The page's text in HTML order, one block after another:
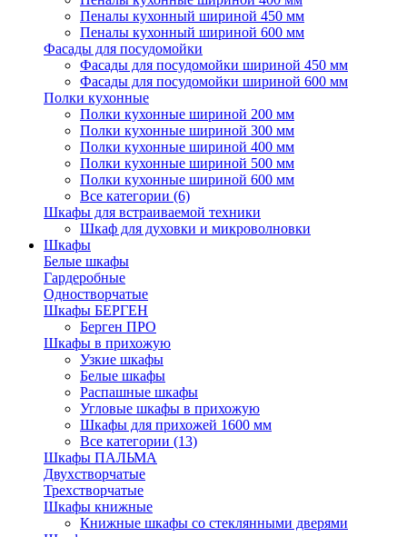
Пеналы кухонный шириной 450 мм
Пеналы кухонный шириной 600 мм
Фасады для посудомойки
Фасады для посудомойки шириной 450 мм
Фасады для посудомойки шириной 600 мм
Полки кухонные
Полки кухонные шириной 200 мм
Полки кухонные шириной 300 мм
Полки кухонные шириной 400 мм
Полки кухонные шириной 500 мм
Полки кухонные шириной 600 мм
Все категории (6)
Шкафы для встраиваемой техники
Шкаф для духовки и микроволновки
Шкафы
Белые шкафы
Гардеробные
Одностворчатые
Шкафы БЕРГЕН
Берген ПРО
Шкафы в прихожую
Узкие шкафы
Белые шкафы
Распашные шкафы
Угловые шкафы в прихожую
Шкафы для прихожей 1600 мм
Все категории (13)
Шкафы ПАЛЬМА
Двухстворчатые
Трехстворчатые
Шкафы книжные
Книжные шкафы со стеклянными дверями